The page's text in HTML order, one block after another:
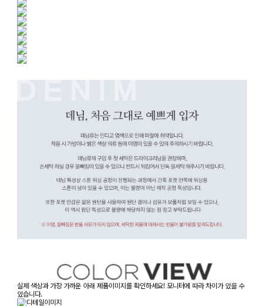
실제 색상과 가장 가까운 아래 제품이미지를 확인하세요! 모니터에 따라 차이가 있을 수
있습니다.